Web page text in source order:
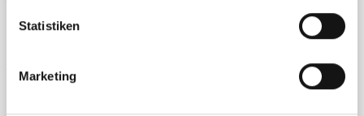
Statistiken
Marketing
Alle wichtigen Unterlagen an einem Ort